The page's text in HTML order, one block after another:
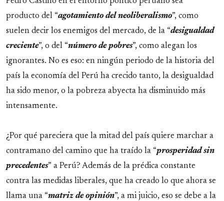
producto del “agotamiento del neoliberalismo”, como
suelen decir los enemigos del mercado, de la “desigualdad
creciente”, o del “número de pobres”, como alegan los
ignorantes. No es eso: en ningún periodo de la historia del
país la economía del Perú ha crecido tanto, la desigualdad
ha sido menor, o la pobreza abyecta ha disminuido más
intensamente.
¿Por qué pareciera que la mitad del país quiere marchar a
contramano del camino que ha traído la “prosperidad sin
precedentes” a Perú? Además de la prédica constante
contra las medidas liberales, que ha creado lo que ahora se
llama una “matriz de opinión”, a mi juicio, eso se debe a la